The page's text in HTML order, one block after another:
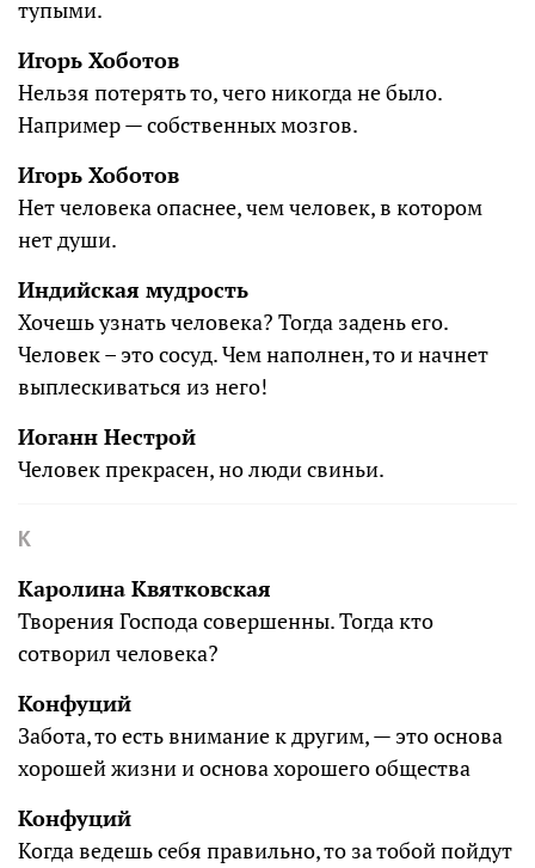
тупыми.
Игорь Хоботов
Нельзя потерять то, чего никогда не было.
Например — собственных мозгов.
Игорь Хоботов
Нет человека опаснее, чем человек, в котором
нет души.
Индийская мудрость
Хочешь узнать человека? Тогда задень его.
Человек – это сосуд. Чем наполнен, то и начнет
выплескиваться из него!
Иоганн Нестрой
Человек прекрасен, но люди свиньи.
К
Каролина Квятковская
Творения Господа совершенны. Тогда кто
сотворил человека?
Конфуций
Забота, то есть внимание к другим, — это основа
хорошей жизни и основа хорошего общества
Конфуций
Когда ведешь себя правильно, то за тобой пойдут